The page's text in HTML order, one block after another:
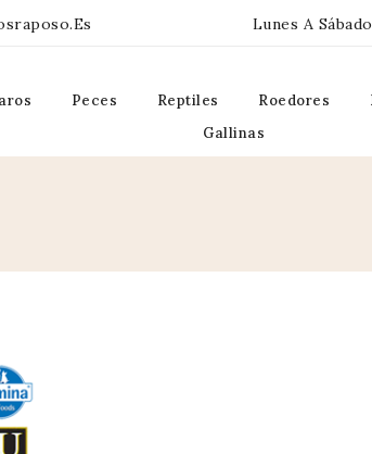
Lunes A
Peces Reptiles Roedores
Gallinas